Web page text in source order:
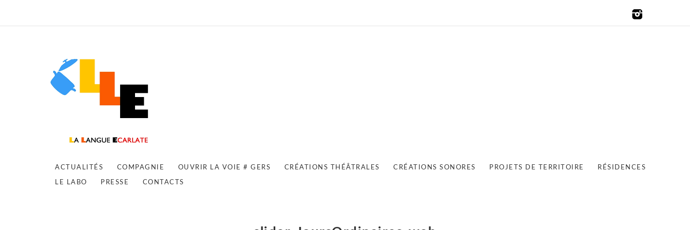
ACTUALITÉS COMPAGNIE OUVRIR LA VOIE # GERS CRÉATIONS THÉÂTRALES CRÉATIONS SONORES PROJETS DE TERRITOIRE RÉSIDENCES
LE LABO PRESSE CONTACTS